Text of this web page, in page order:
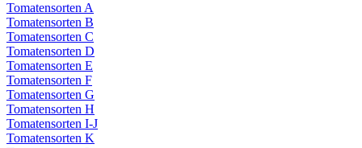
Tomatensorten A
Tomatensorten B
Tomatensorten C
Tomatensorten D
Tomatensorten E
Tomatensorten F
Tomatensorten G
Tomatensorten H
Tomatensorten I-J
Tomatensorten K